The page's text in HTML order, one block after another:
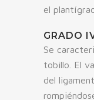
el
GRADO
Se
tobillo. El
del